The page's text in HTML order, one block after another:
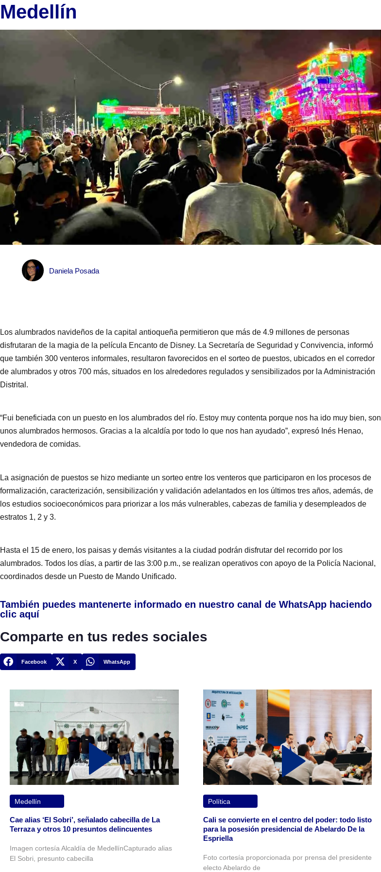
Medellín
Daniela Posada
Los alumbrados navideños de la capital antioqueña permitieron que más de 4.9 millones de personas
disfrutaran de la magia de la película Encanto de Disney. La Secretaría de Seguridad y Convivencia, informó
que también 300 venteros informales, resultaron favorecidos en el sorteo de puestos, ubicados en el corredor
de alumbrados y otros 700 más, situados en los alrededores regulados y sensibilizados por la Administración
Distrital.
“Fui beneficiada con un puesto en los alumbrados del río. Estoy muy contenta porque nos ha ido muy bien, son
unos alumbrados hermosos. Gracias a la alcaldía por todo lo que nos han ayudado”, expresó Inés Henao,
vendedora de comidas.
La asignación de puestos se hizo mediante un sorteo entre los venteros que participaron en los procesos de
formalización, caracterización, sensibilización y validación adelantados en los últimos tres años, además, de
los estudios socioeconómicos para priorizar a los más vulnerables, cabezas de familia y desempleados de
estratos 1, 2 y 3.
Hasta el 15 de enero, los paisas y demás visitantes a la ciudad podrán disfrutar del recorrido por los
alumbrados. Todos los días, a partir de las 3:00 p.m., se realizan operativos con apoyo de la Policía Nacional,
coordinados desde un Puesto de Mando Unificado.
También puedes mantenerte informado en nuestro canal de WhatsApp haciendo
clic aquí
Comparte en tus redes sociales
Facebook X WhatsApp
Medellín
Cae alias ‘El Sobri’, señalado cabecilla de La
Terraza y otros 10 presuntos delincuentes
Imagen cortesía Alcaldía de MedellínCapturado alias
El Sobri, presunto cabecilla
Política
Cali se convierte en el centro del poder: todo listo
para la posesión presidencial de Abelardo De la
Espriella
Foto cortesía proporcionada por prensa del presidente
electo Abelardo de